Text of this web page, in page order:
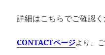
詳細はこちらでご確認
CONTACTページより、